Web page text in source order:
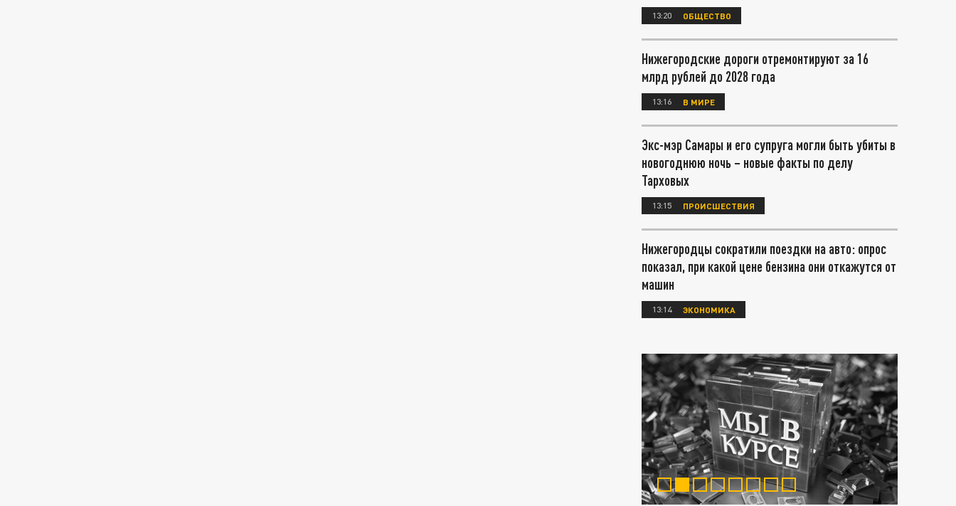
13:20 ОБЩЕСТВО
Нижегородские дороги отремонтируют за 16
млрд рублей до 2028 года
13:16 В МИРЕ
Экс-мэр Самары и его супруга могли быть убиты в
новогоднюю ночь – новые факты по делу
Тарховых
13:15 ПРОИСШЕСТВИЯ
Нижегородцы сократили поездки на авто: опрос
показал, при какой цене бензина они откажутся от
машин
13:14 ЭКОНОМИКА